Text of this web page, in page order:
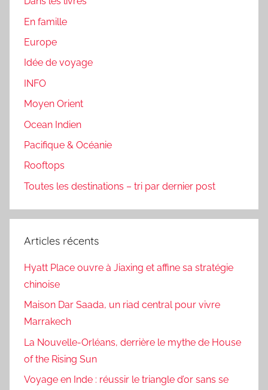
En famille
Europe
Idée de voyage
INFO
Moyen Orient
Ocean Indien
Pacifique & Océanie
Rooftops
Toutes les destinations – tri par dernier post
Articles récents
Hyatt Place ouvre à Jiaxing et affine sa stratégie
chinoise
Maison Dar Saada, un riad central pour vivre
Marrakech
La Nouvelle-Orléans, derrière le mythe de House
of the Rising Sun
Voyage en Inde : réussir le triangle d’or sans se